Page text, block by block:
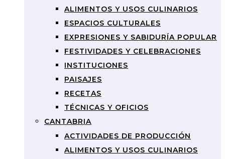
ALIMENTOS Y USOS CULINARIOS
ESPACIOS CULTURALES
EXPRESIONES Y SABIDURÍA POPULAR
FESTIVIDADES Y CELEBRACIONES
INSTITUCIONES
PAISAJES
RECETAS
TÉCNICAS Y OFICIOS
CANTABRIA
ACTIVIDADES DE PRODUCCIÓN
ALIMENTOS Y USOS CULINARIOS